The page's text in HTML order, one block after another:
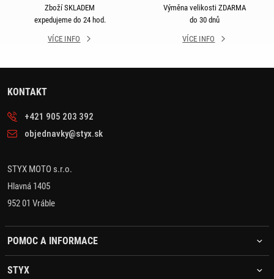
Zboží SKLADEM
expedujeme do 24 hod.
VÍCE INFO
Výměna velikosti ZDARMA
do 30 dnů
VÍCE INFO
KONTAKT
+421 905 203 392
objednavky@styx.sk
STYX MOTO s.r.o.
Hlavná 1405
952 01 Vráble
POMOC A INFORMACE
STYX